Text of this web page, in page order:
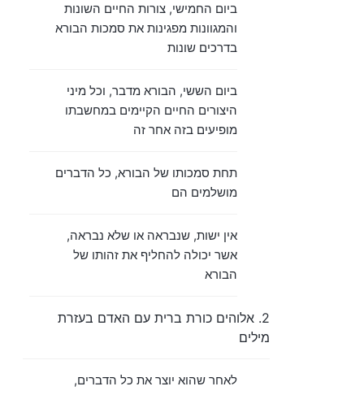
ביום החמישי, צורות החיים השונות
והמגוונות מפגינות את סמכות הבורא
בדרכים שונות
ביום הששי, הבורא מדבר, וכל מיני
היצורים החיים הקיימים במחשבתו
מופיעים בזה אחר זה
תחת סמכותו של הבורא, כל הדברים
מושלמים הם
אין ישות, שנבראה או שלא נבראה,
אשר יכולה להחליף את זהותו של
הבורא
2. אלוהים כורת ברית עם האדם בעזרת
מילים
לאחר שהוא יוצר את כל הדברים,